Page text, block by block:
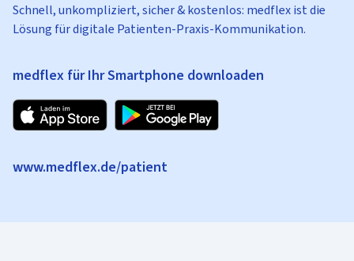
Schnell, unkompliziert, sicher & kostenlos: medflex ist die
Lösung für digitale Patienten-Praxis-Kommunikation.
medflex für Ihr Smartphone downloaden
www.medflex.de/patient